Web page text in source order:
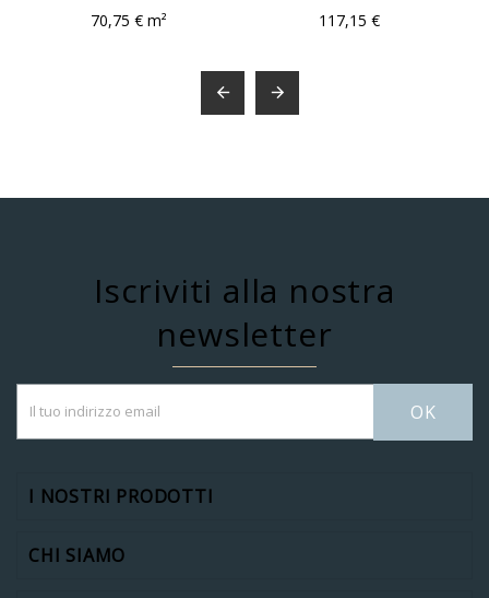
70,75 € m² 117,15 €
 
Iscriviti alla nostra
newsletter
OK
I NOSTRI PRODOTTI
CHI SIAMO